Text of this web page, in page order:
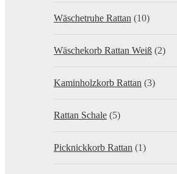
Wäschetruhe Rattan (10)
Wäschekorb Rattan Weiß (2)
Kaminholzkorb Rattan (3)
Rattan Schale (5)
Picknickkorb Rattan (1)